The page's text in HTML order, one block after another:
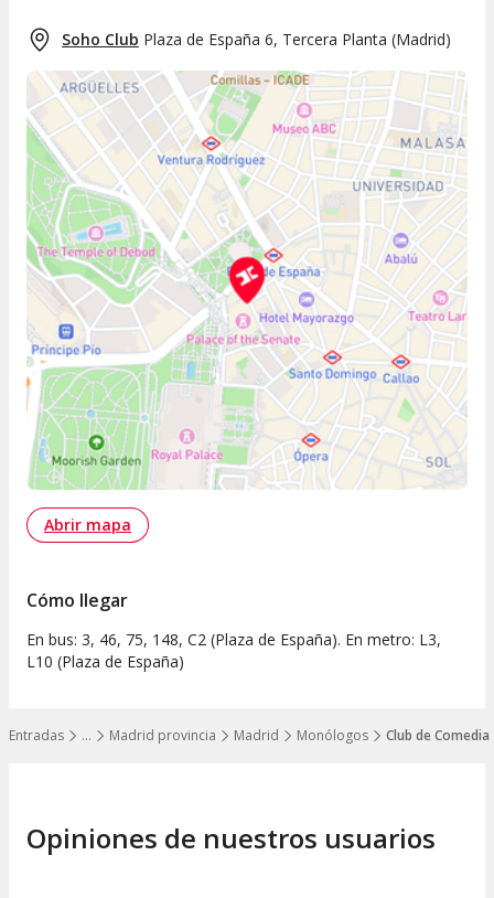
…
Mostrar todos los niveles
Entradas Madrid provincia Madrid Monólogos Club de
Soho Club Plaza de España 6, Tercera Planta (Madrid)
Abrir mapa
Cómo llegar
En bus: 3, 46, 75, 148, C2 (Plaza de España). En metro: L3,
L10 (Plaza de España)
Opiniones de nuestros usuarios